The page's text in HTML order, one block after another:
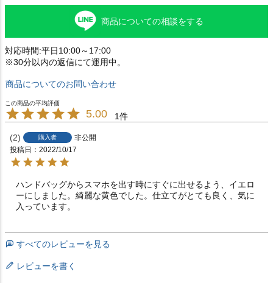
商品についての相談をする
対応時間:平日10:00～17:00
※30分以内の返信にて運用中。
商品についてのお問い合わせ
5.00 1
2 購入者
非公開
投稿日
2022/10/17
ハンドバッグからスマホを出す時にすぐに出せるよう、イエロ
ーにしました。綺麗な黄色でした。仕立てがとても良く、気に
入っています。
すべてのレビューを見る
レビューを書く